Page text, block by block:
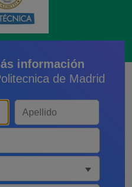
información
de Madrid